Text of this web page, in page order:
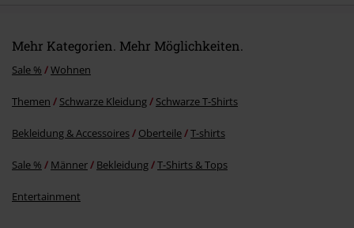
Mehr Kategorien. Mehr Möglichkeiten.
Sale % Wohnen
Themen Schwarze Kleidung Schwarze T-Shirts
Bekleidung & Accessoires Oberteile T-shirts
Sale % Männer Bekleidung T-Shirts & Tops
Entertainment